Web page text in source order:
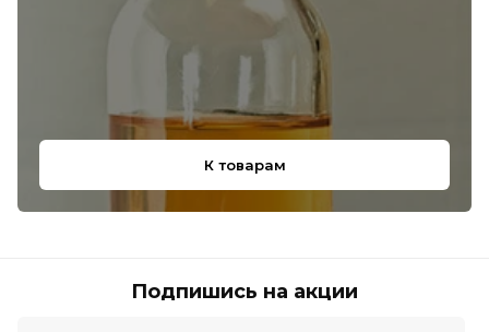
К товарам
Подпишись на акции